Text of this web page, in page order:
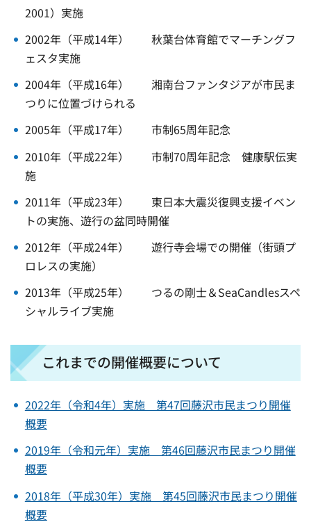
2001）実施
2002年（平成14年） 秋葉台体育館でマーチングフ
ェスタ実施
2004年（平成16年） 湘南台ファンタジアが市民ま
つりに位置づけられる
2005年（平成17年） 市制65周年記念
2010年（平成22年） 市制70周年記念 健康駅伝実
施
2011年（平成23年） 東日本大震災復興支援イベン
トの実施、遊行の盆同時開催
2012年（平成24年） 遊行寺会場での開催（街頭プ
ロレスの実施）
2013年（平成25年） つるの剛士＆SeaCandlesスペ
シャルライブ実施
これまでの開催概要について
2022年（令和4年）実施 第47回藤沢市民まつり開催
概要
2019年（令和元年）実施 第46回藤沢市民まつり開催
概要
2018年（平成30年）実施 第45回藤沢市民まつり開催
概要